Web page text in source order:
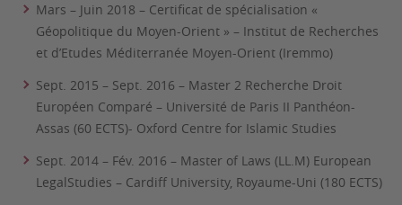
Mars – Juin 2018 – Certificat de spécialisation «
Géopolitique du Moyen-Orient » – Institut de Recherches
et d’Etudes Méditerranée Moyen-Orient (Iremmo)
Sept. 2015 – Sept. 2016 – Master 2 Recherche Droit
Européen Comparé – Université de Paris II Panthéon-
Assas (60 ECTS)- Oxford Centre for Islamic Studies
Sept. 2014 – Fév. 2016 – Master of Laws (LL.M) European
LegalStudies – Cardiff University, Royaume-Uni (180 ECTS)